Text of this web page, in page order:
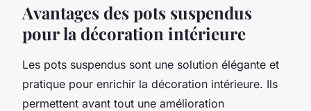
Avantages des pots suspendus
pour la décoration intérieure
Les pots suspendus sont une solution élégante et
pratique pour enrichir la décoration intérieure. Ils
permettent avant tout une amélioration